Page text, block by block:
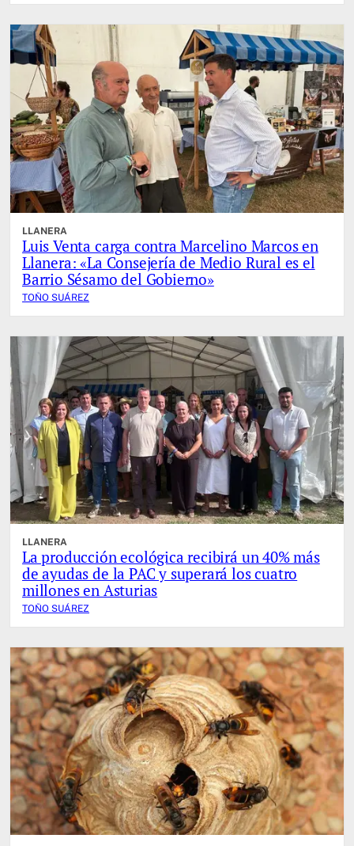
LLANERA
Luis Venta carga contra Marcelino Marcos en
Llanera: «La Consejería de Medio Rural es el
Barrio Sésamo del Gobierno»
TOÑO SUÁREZ
LLANERA
La producción ecológica recibirá un 40% más
de ayudas de la PAC y superará los cuatro
millones en Asturias
TOÑO SUÁREZ